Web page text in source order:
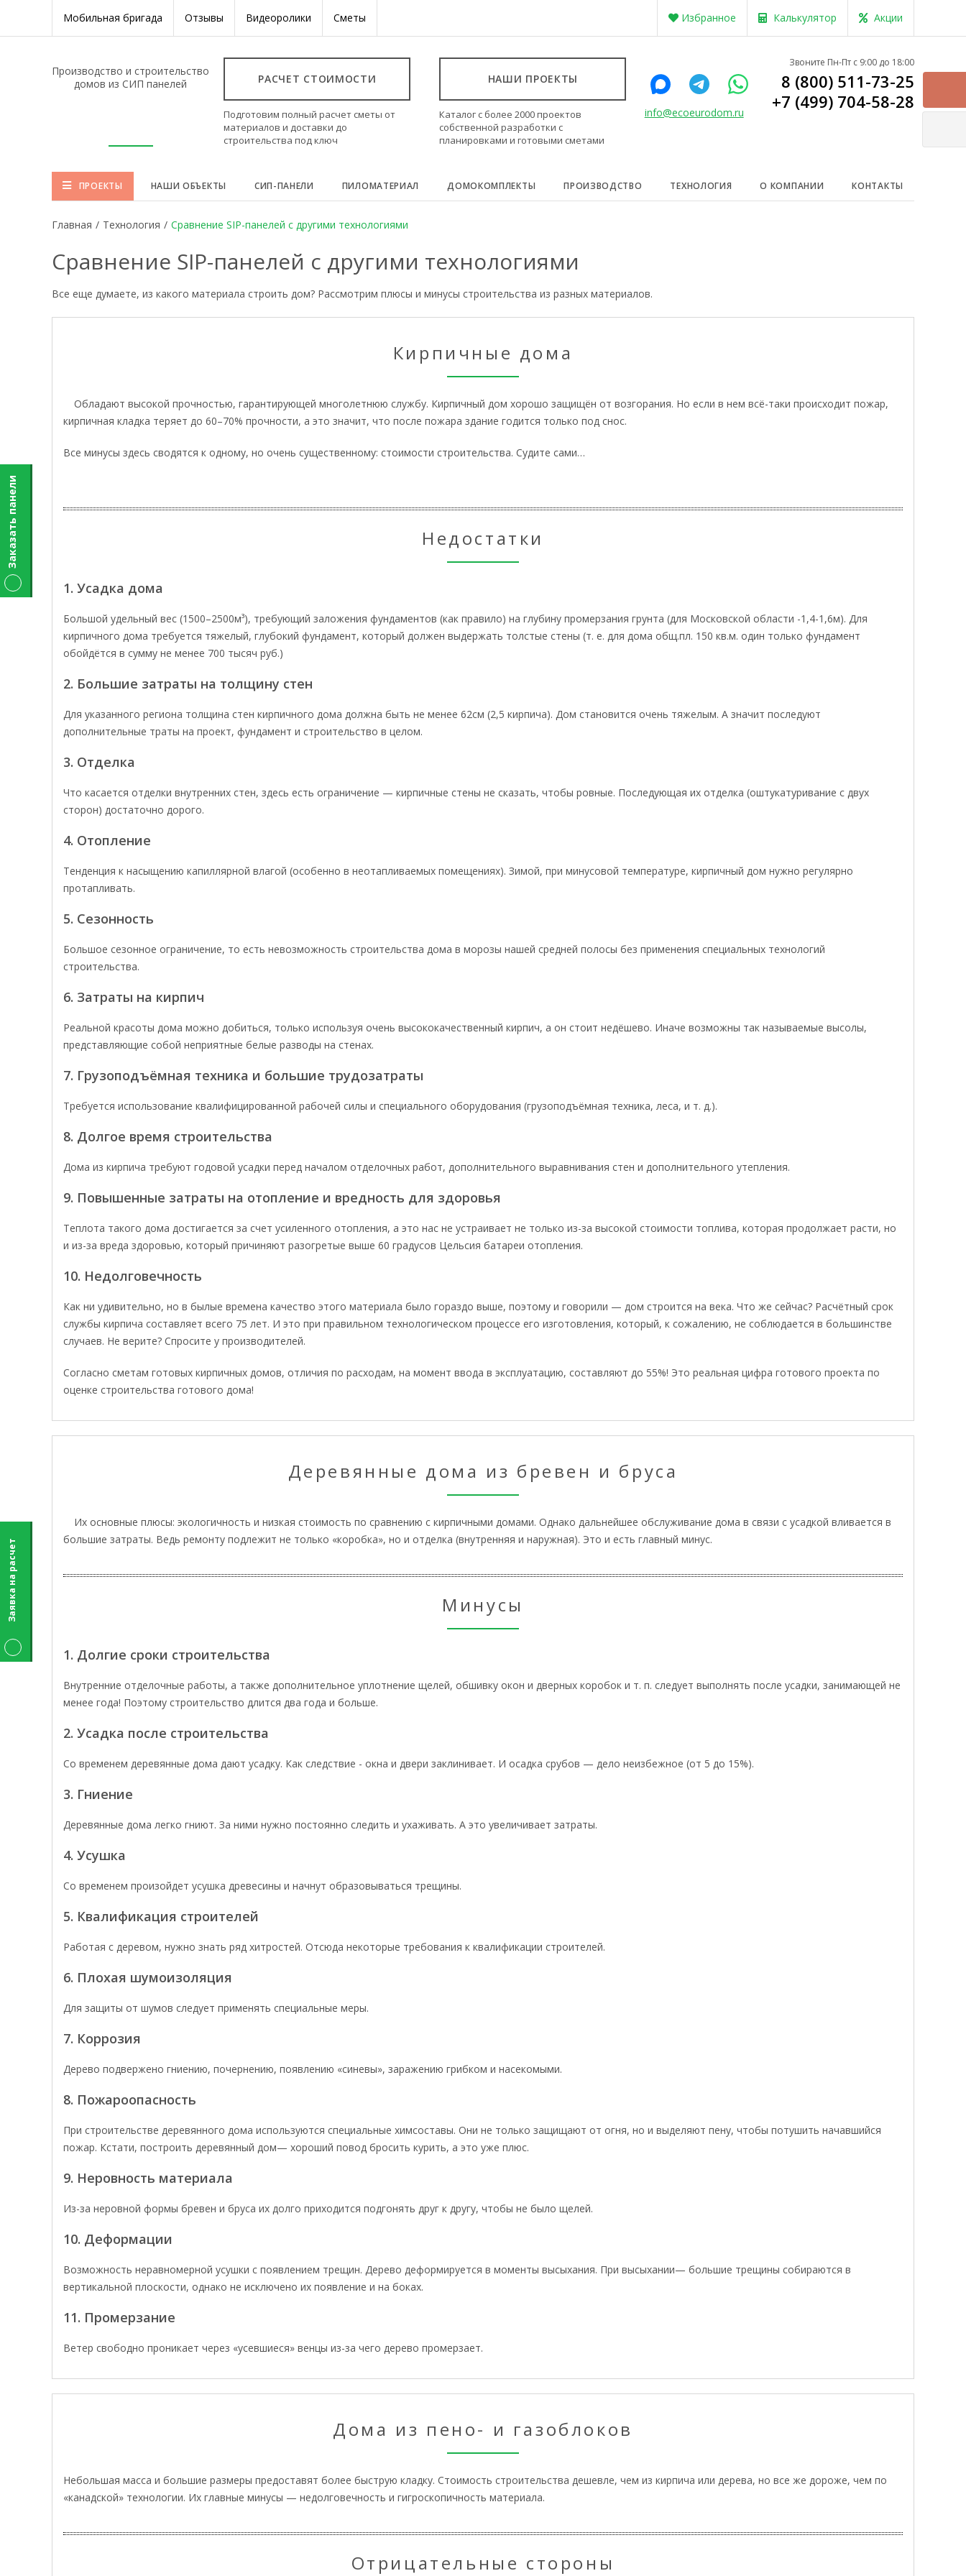
Мобильная бригада Отзывы Видеоролики Сметы Избранное Калькулятор Акции
Производство и строительство
домов из СИП панелей
РАСЧЕТ СТОИМОСТИ
Подготовим полный расчет сметы от
материалов и доставки до
строительства под ключ
НАШИ ПРОЕКТЫ
Каталог с более 2000 проектов
собственной разработки с
планировками и готовыми сметами
info@ecoeurodom.ru
Звоните Пн-Пт с 9:00 до 18:00
8 (800) 511-73-25
+7 (499) 704-58-28
ПРОЕКТЫ НАШИ ОБЪЕКТЫ СИП-ПАНЕЛИ ПИЛОМАТЕРИАЛ ДОМОКОМПЛЕКТЫ ПРОИЗВОДСТВО ТЕХНОЛОГИЯ О КОМПАНИИ КОНТАКТЫ
Главная / Технология / Сравнение SIP-панелей с другими технологиями
Сравнение SIP-панелей с другими технологиями
Все еще думаете, из какого материала строить дом? Рассмотрим плюсы и минусы строительства из разных материалов.
Кирпичные дома
Обладают высокой прочностью, гарантирующей многолетнюю службу. Кирпичный дом хорошо защищён от возгорания. Но если в нем всё-таки происходит пожар,
кирпичная кладка теряет до 60–70% прочности, а это значит, что после пожара здание годится только под снос.
Все минусы здесь сводятся к одному, но очень существенному: стоимости строительства. Судите сами…
Недостатки
1. Усадка дома
Большой удельный вес (1500–2500м³), требующий заложения фундаментов (как правило) на глубину промерзания грунта (для Московской области -1,4-1,6м). Для
кирпичного дома требуется тяжелый, глубокий фундамент, который должен выдержать толстые стены (т. е. для дома общ.пл. 150 кв.м. один только фундамент
обойдётся в сумму не менее 700 тысяч руб.)
2. Большие затраты на толщину стен
Для указанного региона толщина стен кирпичного дома должна быть не менее 62см (2,5 кирпича). Дом становится очень тяжелым. А значит последуют
дополнительные траты на проект, фундамент и строительство в целом.
3. Отделка
Что касается отделки внутренних стен, здесь есть ограничение — кирпичные стены не сказать, чтобы ровные. Последующая их отделка (оштукатуривание с двух
сторон) достаточно дорого.
4. Отопление
Тенденция к насыщению капиллярной влагой (особенно в неотапливаемых помещениях). Зимой, при минусовой температуре, кирпичный дом нужно регулярно
протапливать.
5. Сезонность
Большое сезонное ограничение, то есть невозможность строительства дома в морозы нашей средней полосы без применения специальных технологий
строительства.
6. Затраты на кирпич
Реальной красоты дома можно добиться, только используя очень высококачественный кирпич, а он стоит недёшево. Иначе возможны так называемые высолы,
представляющие собой неприятные белые разводы на стенах.
7. Грузоподъёмная техника и большие трудозатраты
Требуется использование квалифицированной рабочей силы и специального оборудования (грузоподъёмная техника, леса, и т. д.).
8. Долгое время строительства
Дома из кирпича требуют годовой усадки перед началом отделочных работ, дополнительного выравнивания стен и дополнительного утепления.
9. Повышенные затраты на отопление и вредность для здоровья
Теплота такого дома достигается за счет усиленного отопления, а это нас не устраивает не только из-за высокой стоимости топлива, которая продолжает расти, но
и из-за вреда здоровью, который причиняют разогретые выше 60 градусов Цельсия батареи отопления.
10. Недолговечность
Как ни удивительно, но в былые времена качество этого материала было гораздо выше, поэтому и говорили — дом строится на века. Что же сейчас? Расчётный срок
службы кирпича составляет всего 75 лет. И это при правильном технологическом процессе его изготовления, который, к сожалению, не соблюдается в большинстве
случаев. Не верите? Спросите у производителей.
Согласно сметам готовых кирпичных домов, отличия по расходам, на момент ввода в эксплуатацию, составляют до 55%! Это реальная цифра готового проекта по
оценке строительства готового дома!
Деревянные дома из бревен и бруса
Их основные плюсы: экологичность и низкая стоимость по сравнению с кирпичными домами. Однако дальнейшее обслуживание дома в связи с усадкой вливается в
большие затраты. Ведь ремонту подлежит не только «коробка», но и отделка (внутренняя и наружная). Это и есть главный минус.
Минусы
1. Долгие сроки строительства
Внутренние отделочные работы, а также дополнительное уплотнение щелей, обшивку окон и дверных коробок и т. п. следует выполнять после усадки, занимающей не
менее года! Поэтому строительство длится два года и больше.
2. Усадка после строительства
Со временем деревянные дома дают усадку. Как следствие - окна и двери заклинивает. И осадка срубов — дело неизбежное (от 5 до 15%).
3. Гниение
Деревянные дома легко гниют. За ними нужно постоянно следить и ухаживать. А это увеличивает затраты.
4. Усушка
Со временем произойдет усушка древесины и начнут образовываться трещины.
5. Квалификация строителей
Работая с деревом, нужно знать ряд хитростей. Отсюда некоторые требования к квалификации строителей.
6. Плохая шумоизоляция
Для защиты от шумов следует применять специальные меры.
7. Коррозия
Дерево подвержено гниению, почернению, появлению «синевы», заражению грибком и насекомыми.
8. Пожароопасность
При строительстве деревянного дома используются специальные химсоставы. Они не только защищают от огня, но и выделяют пену, чтобы потушить начавшийся
пожар. Кстати, построить деревянный дом— хороший повод бросить курить, а это уже плюс.
9. Неровность материала
Из-за неровной формы бревен и бруса их долго приходится подгонять друг к другу, чтобы не было щелей.
10. Деформации
Возможность неравномерной усушки с появлением трещин. Дерево деформируется в моменты высыхания. При высыхании— большие трещины собираются в
вертикальной плоскости, однако не исключено их появление и на боках.
11. Промерзание
Ветер свободно проникает через «усевшиеся» венцы из-за чего дерево промерзает.
Дома из пено- и газоблоков
Небольшая масса и большие размеры предоставят более быструю кладку. Стоимость строительства дешевле, чем из кирпича или дерева, но все же дороже, чем по
«канадской» технологии. Их главные минусы — недолговечность и гигроскопичность материала.
Отрицательные стороны
Заказать панели
Заявка на расчет